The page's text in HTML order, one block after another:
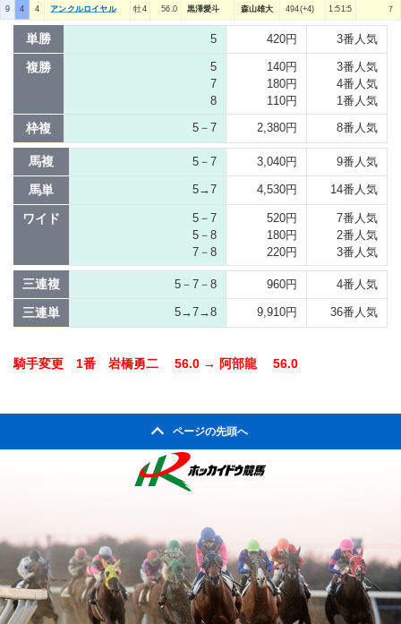
9 4 4 アンクルロイヤル 牡4 56.0 黒澤愛斗 森山雄大 494(+4) 1:51:5 ７
単勝 5 420円 3番人気
複勝
5
7
8
140円
180円
110円
3番人気
4番人気
1番人気
枠複 5－7 2,380円 8番人気
馬複 5－7 3,040円 9番人気
馬単 5→7 4,530円 14番人気
ワイド
5－7
5－8
7－8
520円
180円
220円
7番人気
2番人気
3番人気
三連複 5－7－8 960円 4番人気
三連単 5→7→8 9,910円 36番人気
騎手変更 1番 岩橋勇二 56.0 → 阿部龍 56.0
ページの先頭へ